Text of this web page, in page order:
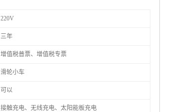
220V
三年
增值税普票、增值税专票
滑轮小车
可以
接触充电、无线充电、太阳能板充电